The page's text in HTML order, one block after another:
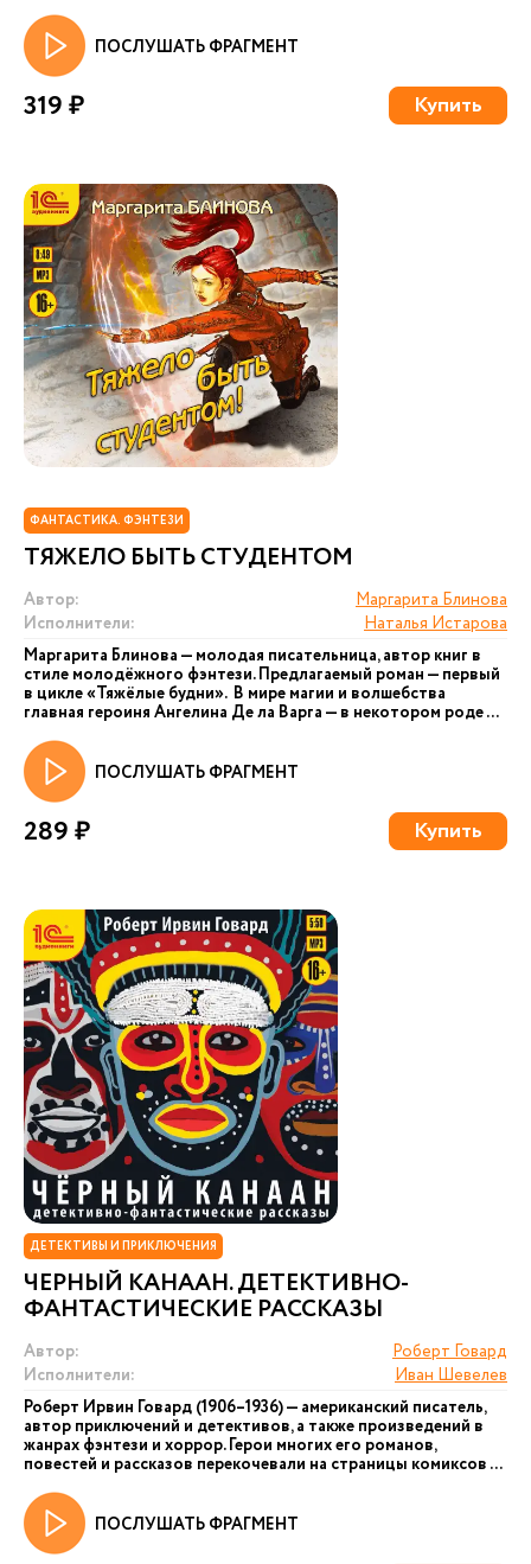
ПОСЛУШАТЬ ФРАГМЕНТ
319 ₽ Купить
ФАНТАСТИКА. ФЭНТЕЗИ
ТЯЖЕЛО БЫТЬ СТУДЕНТОМ
Автор:
Маргарита Блинова
Исполнители:
Наталья Истарова
Маргарита Блинова — молодая писательница, автор книг в
стиле молодёжного фэнтези. Предлагаемый роман — первый
в цикле «Тяжёлые будни». В мире магии и волшебства
главная героиня Ангелина Де ла Варга — в некотором роде ...
ПОСЛУШАТЬ ФРАГМЕНТ
289 ₽ Купить
ДЕТЕКТИВЫ И ПРИКЛЮЧЕНИЯ
ЧЕРНЫЙ КАНААН. ДЕТЕКТИВНО-
ФАНТАСТИЧЕСКИЕ РАССКАЗЫ
Автор:
Роберт Говард
Исполнители:
Иван Шевелев
Роберт Ирвин Говард (1906–1936) — американский писатель,
автор приключений и детективов, а также произведений в
жанрах фэнтези и хоррор. Герои многих его романов,
повестей и рассказов перекочевали на страницы комиксов ...
ПОСЛУШАТЬ ФРАГМЕНТ